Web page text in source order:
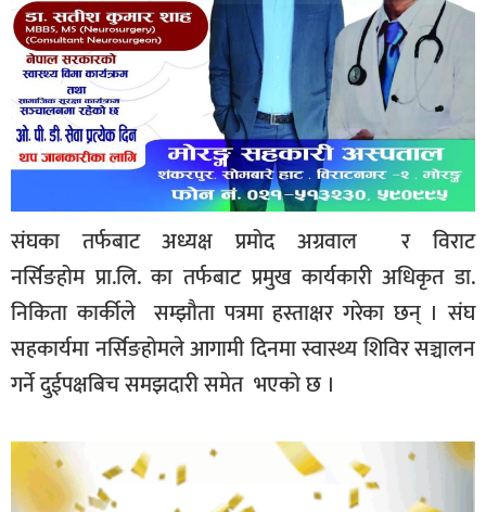
संघका तर्फबाट अध्यक्ष प्रमोद अग्रवाल र विराट
नर्सिङहोमप्रा.लि.का तर्फबाट प्रमुख कार्यकारी अधिकृत डा.
निकिता कार्कीले सम्झौता पत्रमा हस्ताक्षर गरेका छन् । संघ
सहकार्यमा नर्सिङहोमलेआगामी दिनमा स्वास्थ्य शिविर सञ्चालन
गर्ने दुईपक्षबिच समझदारी समेत भएको छ ।